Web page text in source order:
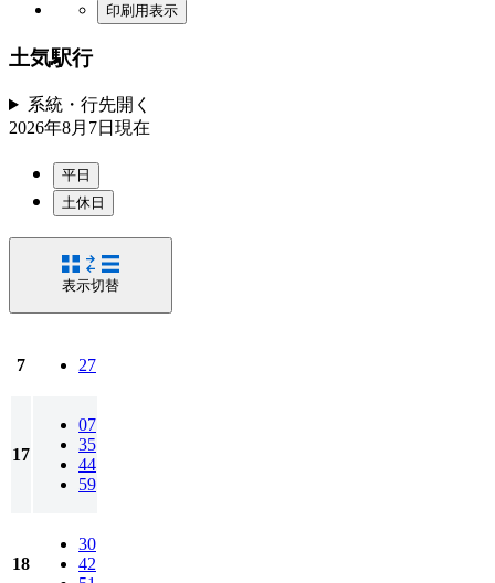
印刷用表示
土気駅行
系統・行先開く
2026年8月7日 現在
平日
土休日
表示切替
7 27
17
07
35
44
59
18
30
42